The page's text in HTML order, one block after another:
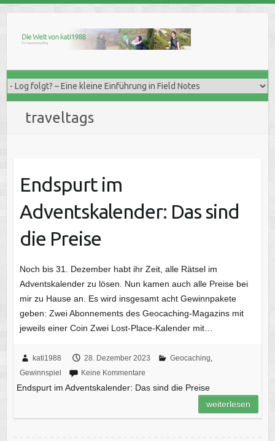
content
traveltags
Endspurt im
Adventskalender: Das sind
die Preise
Noch bis 31. Dezember habt ihr Zeit, alle Rätsel im
Adventskalender zu lösen. Nun kamen auch alle Preise bei
mir zu Hause an. Es wird insgesamt acht Gewinnpakete
geben: Zwei Abonnements des Geocaching-Magazins mit
jeweils einer Coin Zwei Lost-Place-Kalender mit…
kati1988 28. Dezember 2023 Geocaching
Gewinnspiel
Keine Kommentare
Endspurt im Adventskalender: Das sind die Preise
weiterlesen